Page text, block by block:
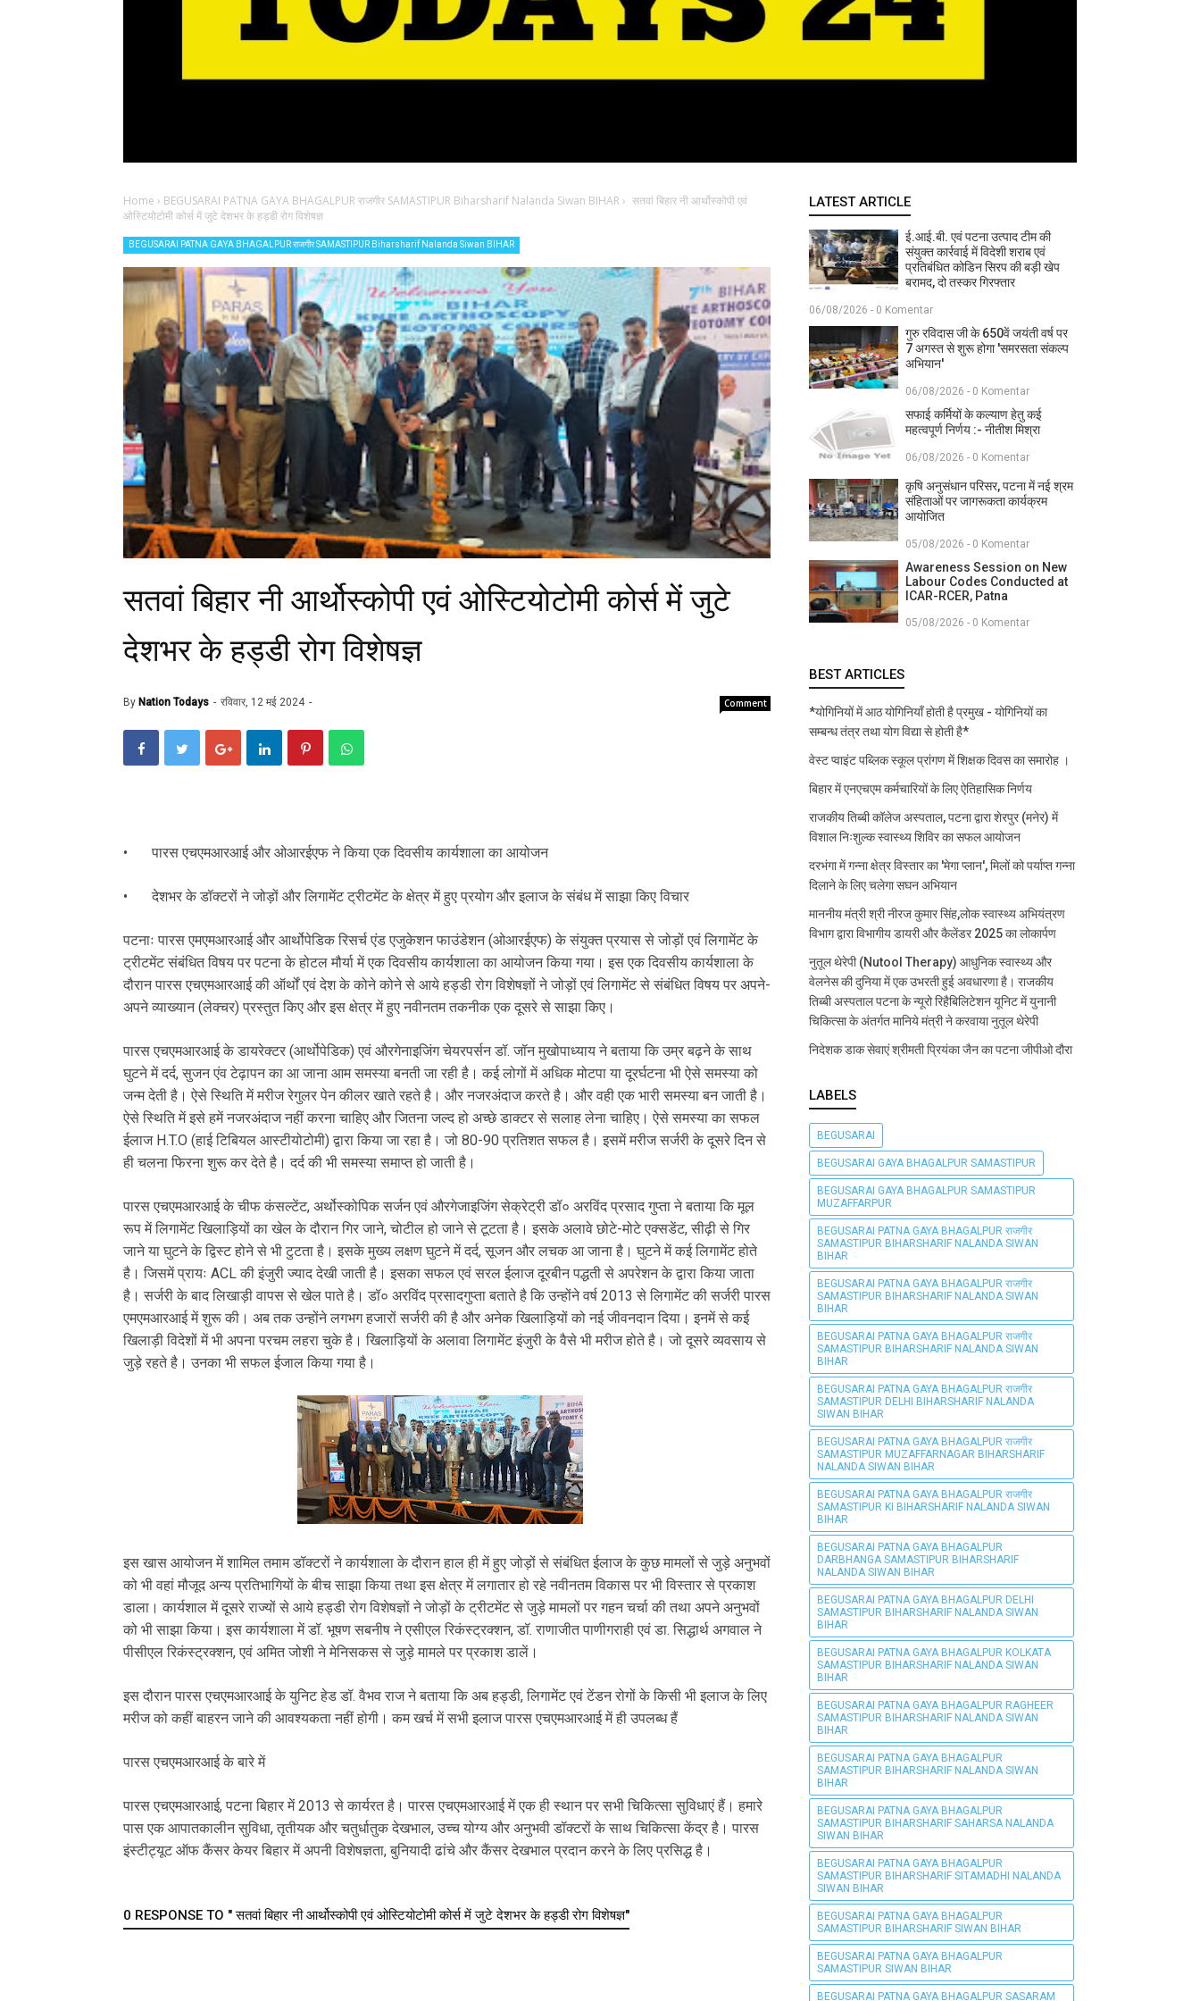
Home › BEGUSARAI PATNA GAYA BHAGALPUR राजगीर SAMASTIPUR Biharsharif Nalanda Siwan BIHAR › सतवां बिहार नी आर्थोस्कोपी एवं
ओस्टियोटोमी कोर्स में जुटे देशभर के हड्डी रोग विशेषज्ञ
BEGUSARAI PATNA GAYA BHAGALPUR राजगीर SAMASTIPUR Biharsharif Nalanda Siwan BIHAR
सतवां बिहार नी आर्थोस्कोपी एवं ओस्टियोटोमी कोर्स में जुटे
देशभर के हड्डी रोग विशेषज्ञ
By Nation Todays रविवार, 12 मई 2024 Comment
• पारस एचएमआरआई और ओआरईएफ ने किया एक दिवसीय कार्यशाला का आयोजन
• देशभर के डॉक्टरों ने जोड़ों और लिगामेंट ट्रीटमेंट के क्षेत्र में हुए प्रयोग और इलाज के संबंध में साझा किए विचार
पटनाः पारस एमएमआरआई और आर्थोपेडिक रिसर्च एंड एजुकेशन फाउंडेशन (ओआरईएफ) के संयुक्त प्रयास से जोड़ों एवं लिगामेंट के
ट्रीटमेंट संबंधित विषय पर पटना के होटल मौर्या में एक दिवसीय कार्यशाला का आयोजन किया गया। इस एक दिवसीय कार्यशाला के
दौरान पारस एचएमआरआई की ऑर्थों एवं देश के कोने कोने से आये हड्डी रोग विशेषज्ञों ने जोड़ों एवं लिगामेंट से संबंधित विषय पर अपने-
अपने व्याख्यान (लेक्चर) प्रस्तुत किए और इस क्षेत्र में हुए नवीनतम तकनीक एक दूसरे से साझा किए।
पारस एचएमआरआई के डायरेक्टर (आर्थोपेडिक) एवं औरगेनाइजिंग चेयरपर्सन डॉ. जॉन मुखोपाध्याय ने बताया कि उम्र बढ़ने के साथ
घुटने में दर्द, सुजन एंव टेढ़ापन का आ जाना आम समस्या बनती जा रही है। कई लोगों में अधिक मोटपा या दूरर्घटना भी ऐसे समस्या को
जन्म देती है। ऐसे स्थिति में मरीज रेगुलर पेन कीलर खाते रहते है। और नजरअंदाज करते है। और वही एक भारी समस्या बन जाती है।
ऐसे स्थिति में इसे हमें नजरअंदाज नहीं करना चाहिए और जितना जल्द हो अच्छे डाक्टर से सलाह लेना चाहिए। ऐसे समस्या का सफल
ईलाज H.T.O (हाई टिबियल आस्टीयोटोमी) द्वारा किया जा रहा है। जो 80-90 प्रतिशत सफल है। इसमें मरीज सर्जरी के दूसरे दिन से
ही चलना फिरना शुरू कर देते है। दर्द की भी समस्या समाप्त हो जाती है।
पारस एचएमआरआई के चीफ कंसल्टेंट, अर्थोस्कोपिक सर्जन एवं औरगेजाइजिंग सेक्रेट्री डॉ० अरविंद प्रसाद गुप्ता ने बताया कि मूल
रूप में लिगामेंट खिलाड़ियों का खेल के दौरान गिर जाने, चोटील हो जाने से टूटता है। इसके अलावे छोटे-मोटे एक्सडेंट, सीढ़ी से गिर
जाने या घुटने के द्विस्ट होने से भी टुटता है। इसके मुख्य लक्षण घुटने में दर्द, सूजन और लचक आ जाना है। घुटने में कई लिगामेंट होते
है। जिसमें प्रायः ACL की इंजुरी ज्याद देखी जाती है। इसका सफल एवं सरल ईलाज दूरबीन पद्धती से अपरेशन के द्वारा किया जाता
है। सर्जरी के बाद लिखाड़ी वापस से खेल पाते है। डॉ० अरविंद प्रसादगुप्ता बताते है कि उन्होंने वर्ष 2013 से लिगामेंट की सर्जरी पारस
एमएमआरआई में शुरू की। अब तक उन्होंने लगभग हजारों सर्जरी की है और अनेक खिलाड़ियों को नई जीवनदान दिया। इनमें से कई
खिलाड़ी विदेशों में भी अपना परचम लहरा चुके है। खिलाड़ियों के अलावा लिगामेंट इंजुरी के वैसे भी मरीज होते है। जो दूसरे व्यवसाय से
जुड़े रहते है। उनका भी सफल ईजाल किया गया है।
इस खास आयोजन में शामिल तमाम डॉक्टरों ने कार्यशाला के दौरान हाल ही में हुए जोड़ों से संबंधित ईलाज के कुछ मामलों से जुड़े अनुभवों
को भी वहां मौजूद अन्य प्रतिभागियों के बीच साझा किया तथा इस क्षेत्र में लगातार हो रहे नवीनतम विकास पर भी विस्तार से प्रकाश
डाला। कार्यशाल में दूसरे राज्यों से आये हड्डी रोग विशेषज्ञों ने जोड़ों के ट्रीटमेंट से जुड़े मामलों पर गहन चर्चा की तथा अपने अनुभवों
को भी साझा किया। इस कार्यशाला में डॉ. भूषण सबनीष ने एसीएल रिकंस्ट्रक्शन, डॉ. राणाजीत पाणीगराही एवं डा. सिद्धार्थ अगवाल ने
पीसीएल रिकंस्ट्रक्शन, एवं अमित जोशी ने मेनिसकस से जुड़े मामले पर प्रकाश डालें।
इस दौरान पारस एचएमआरआई के युनिट हेड डॉ. वैभव राज ने बताया कि अब हड्डी, लिगामेंट एवं टेंडन रोगों के किसी भी इलाज के लिए
मरीज को कहीं बाहरन जाने की आवश्यकता नहीं होगी। कम खर्च में सभी इलाज पारस एचएमआरआई में ही उपलब्ध हैं
पारस एचएमआरआई के बारे में
पारस एचएमआरआई, पटना बिहार में 2013 से कार्यरत है। पारस एचएमआरआई में एक ही स्थान पर सभी चिकित्सा सुविधाएं हैं। हमारे
पास एक आपातकालीन सुविधा, तृतीयक और चतुर्धातुक देखभाल, उच्च योग्य और अनुभवी डॉक्टरों के साथ चिकित्सा केंद्र है। पारस
इंस्टीट्यूट ऑफ कैंसर केयर बिहार में अपनी विशेषज्ञता, बुनियादी ढांचे और कैंसर देखभाल प्रदान करने के लिए प्रसिद्ध है।
0 RESPONSE TO " सतवां बिहार नी आर्थोस्कोपी एवं ओस्टियोटोमी कोर्स में जुटे देशभर के हड्डी रोग विशेषज्ञ"
LATEST ARTICLE
ई.आई.बी. एवं पटना उत्पाद टीम की
संयुक्त कार्रवाई में विदेशी शराब एवं
प्रतिबंधित कोडिन सिरप की बड़ी खेप
बरामद, दो तस्कर गिरफ्तार
06/08/2026 - 0 Komentar
गुरु रविदास जी के 650वें जयंती वर्ष पर
7 अगस्त से शुरू होगा 'समरसता संकल्प
अभियान'
06/08/2026 - 0 Komentar
सफाई कर्मियों के कल्याण हेतु कई
महत्वपूर्ण निर्णय :- नीतीश मिश्रा
06/08/2026 - 0 Komentar
कृषि अनुसंधान परिसर, पटना में नई श्रम
संहिताओं पर जागरूकता कार्यक्रम
आयोजित
05/08/2026 - 0 Komentar
Awareness Session on New
Labour Codes Conducted at
ICAR-RCER, Patna
05/08/2026 - 0 Komentar
BEST ARTICLES
*योगिनियों में आठ योगिनियाँ होती है प्रमुख - योगिनियों का
सम्बन्ध तंत्र तथा योग विद्या से होती है*
वेस्ट प्वाइंट पब्लिक स्कूल प्रांगण में शिक्षक दिवस का समारोह ।
बिहार में एनएचएम कर्मचारियों के लिए ऐतिहासिक निर्णय
राजकीय तिब्बी कॉलेज अस्पताल, पटना द्वारा शेरपुर (मनेर) में
विशाल निःशुल्क स्वास्थ्य शिविर का सफल आयोजन
दरभंगा में गन्ना क्षेत्र विस्तार का 'मेगा प्लान', मिलों को पर्याप्त गन्ना
दिलाने के लिए चलेगा सघन अभियान
माननीय मंत्री श्री नीरज कुमार सिंह,लोक स्वास्थ्य अभियंत्रण
विभाग द्वारा विभागीय डायरी और कैलेंडर 2025 का लोकार्पण
नुतूल थेरेपी (Nutool Therapy) आधुनिक स्वास्थ्य और
वेलनेस की दुनिया में एक उभरती हुई अवधारणा है। राजकीय
तिब्बी अस्पताल पटना के न्यूरो रिहैबिलिटेशन यूनिट में युनानी
चिकित्सा के अंतर्गत मानिये मंत्री ने करवाया नुतूल थेरेपी
निदेशक डाक सेवाएं श्रीमती प्रियंका जैन का पटना जीपीओ दौरा
LABELS
BEGUSARAI
BEGUSARAI GAYA BHAGALPUR SAMASTIPUR
BEGUSARAI GAYA BHAGALPUR SAMASTIPUR
MUZAFFARPUR
BEGUSARAI PATNA GAYA BHAGALPUR राजगीर
SAMASTIPUR BIHARSHARIF NALANDA SIWAN
BIHAR
BEGUSARAI PATNA GAYA BHAGALPUR राजगीर
SAMASTIPUR BIHARSHARIF NALANDA SIWAN
BIHAR
BEGUSARAI PATNA GAYA BHAGALPUR राजगीर
SAMASTIPUR BIHARSHARIF NALANDA SIWAN
BIHAR
BEGUSARAI PATNA GAYA BHAGALPUR राजगीर
SAMASTIPUR DELHI BIHARSHARIF NALANDA
SIWAN BIHAR
BEGUSARAI PATNA GAYA BHAGALPUR राजगीर
SAMASTIPUR MUZAFFARNAGAR BIHARSHARIF
NALANDA SIWAN BIHAR
BEGUSARAI PATNA GAYA BHAGALPUR राजगीर
SAMASTIPUR KI BIHARSHARIF NALANDA SIWAN
BIHAR
BEGUSARAI PATNA GAYA BHAGALPUR
DARBHANGA SAMASTIPUR BIHARSHARIF
NALANDA SIWAN BIHAR
BEGUSARAI PATNA GAYA BHAGALPUR DELHI
SAMASTIPUR BIHARSHARIF NALANDA SIWAN
BIHAR
BEGUSARAI PATNA GAYA BHAGALPUR KOLKATA
SAMASTIPUR BIHARSHARIF NALANDA SIWAN
BIHAR
BEGUSARAI PATNA GAYA BHAGALPUR RAGHEER
SAMASTIPUR BIHARSHARIF NALANDA SIWAN
BIHAR
BEGUSARAI PATNA GAYA BHAGALPUR
SAMASTIPUR BIHARSHARIF NALANDA SIWAN
BIHAR
BEGUSARAI PATNA GAYA BHAGALPUR
SAMASTIPUR BIHARSHARIF SAHARSA NALANDA
SIWAN BIHAR
BEGUSARAI PATNA GAYA BHAGALPUR
SAMASTIPUR BIHARSHARIF SITAMADHI NALANDA
SIWAN BIHAR
BEGUSARAI PATNA GAYA BHAGALPUR
SAMASTIPUR BIHARSHARIF SIWAN BIHAR
BEGUSARAI PATNA GAYA BHAGALPUR
SAMASTIPUR SIWAN BIHAR
BEGUSARAI PATNA GAYA BHAGALPUR SASARAM